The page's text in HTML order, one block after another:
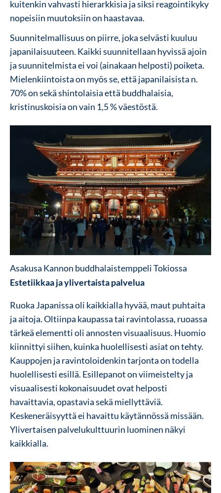
kuitenkin vahvasti hierarkkisia ja siksi reagointikyky
nopeisiin muutoksiin on haastavaa.
Suunnitelmallisuus on piirre, joka selvästi kuuluu
japanilaisuuteen. Kaikki suunnitellaan hyvissä ajoin
ja suunnitelmista ei voi (ainakaan helposti) poiketa.
Mielenkiintoista on myös se, että japanilaisista n.
70% on sekä shintolaisia että buddhalaisia,
kristinuskoisia on vain 1,5 % väestöstä.
Asakusa Kannon buddhalaistemppeli Tokiossa
Estetiikkaa ja ylivertaista palvelua
Ruoka Japanissa oli kaikkialla hyvää, maut puhtaita
ja aitoja. Oltiinpa kaupassa tai ravintolassa, ruoassa
tärkeä elementti oli annosten visuaalisuus. Huomio
kiinnittyi siihen, kuinka huolellisesti asiat on tehty.
Kauppojen ja ravintoloidenkin tarjonta on todella
huolellisesti esillä. Esillepanot on viimeistelty ja
visuaalisesti kokonaisuudet ovat helposti
havaittavia, opastavia sekä miellyttäviä.
Keskeneräisyyttä ei havaittu käytännössä missään.
Ylivertaisen palvelukulttuurin luominen näkyi
kaikkialla.